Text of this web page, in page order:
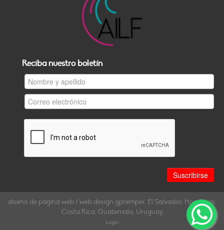
Reciba nuestro boletín
diseño de página web / web design gpremper, El Salvador, Honduras,
Costa Rica, Guatemala, Uruguay
Login